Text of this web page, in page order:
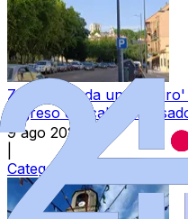
Zamora se da un
regreso del calor
9 ago 2026
Categoría: